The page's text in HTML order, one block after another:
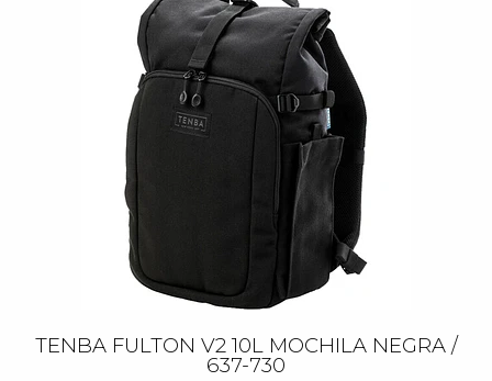
TENBA FULTON V2 10L MOCHILA NEGRA /
637-730